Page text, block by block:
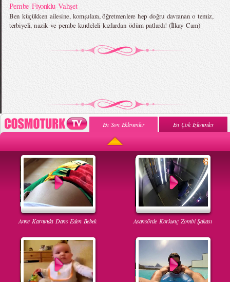
Pembe Fiyonklu Vahşet
Ben küçükken ailesine, komşulara, öğretmenlere hep doğru davranan o temiz,
terbiyeli, nazik ve pembe kurdeleli kızlardan ödüm patlardı! (İlkay Cam)
En Son Eklenenler En Çok İzlenenler
Anne Karnında Dans Eden Bebek Asansörde Korkunç Zombi Şakası